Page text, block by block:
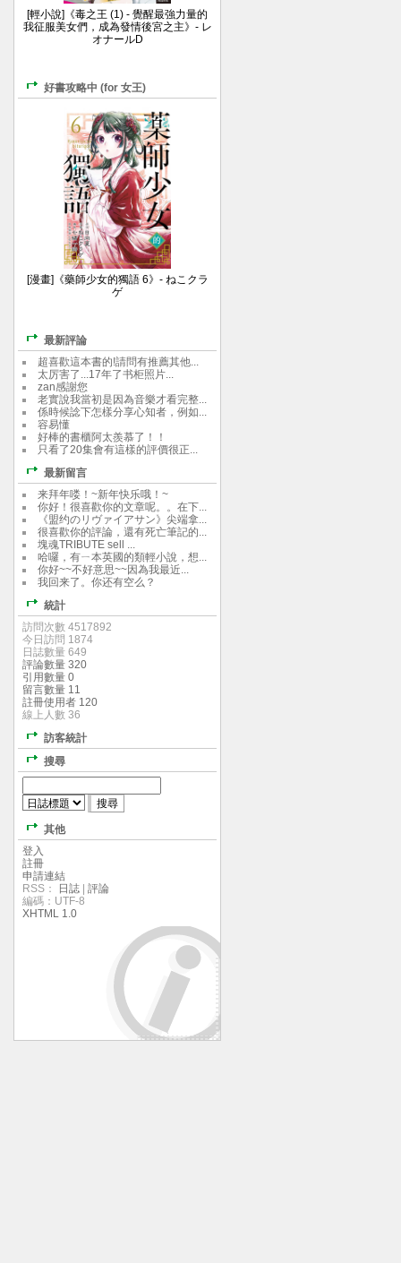
[輕小說]《毒之王 (1) - 覺醒最強力量的
我征服美女們，成為發情後宮之主》- レ
オナールD
好書攻略中 (for 女王)
[漫畫]《藥師少女的獨語 6》- ねこクラ
ゲ
最新評論
超喜歡這本書的!請問有推薦其他...
太厉害了...17年了书柜照片...
zan感謝您
老實說我當初是因為音樂才看完整...
係時候諗下怎樣分享心知者，例如...
容易懂
好棒的書櫃阿太羨慕了！！
只看了20集會有這樣的評價很正...
最新留言
来拜年喽！~新年快乐哦！~
你好！很喜歡你的文章呢。。在下...
《盟约のリヴァイアサン》尖端拿...
很喜歡你的評論，還有死亡筆記的...
塊魂TRIBUTE sell ...
哈囉，有ㄧ本英國的類輕小說，想...
你好~~不好意思~~因為我最近...
我回来了。你还有空么？
統計
訪問次數 4517892
今日訪問 1874
日誌數量 649
評論數量 320
引用數量 0
留言數量 11
註冊使用者 120
線上人數 36
訪客統計
搜尋
其他
登入
註冊
申請連結
RSS：
日誌
評論
編碼：UTF-8
XHTML 1.0